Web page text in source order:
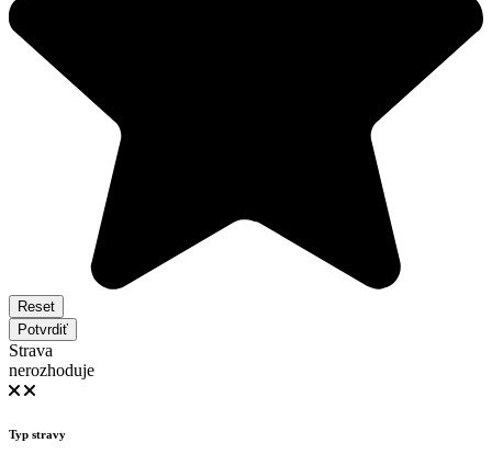
Reset
Potvrdiť
Strava
nerozhoduje
Typ stravy